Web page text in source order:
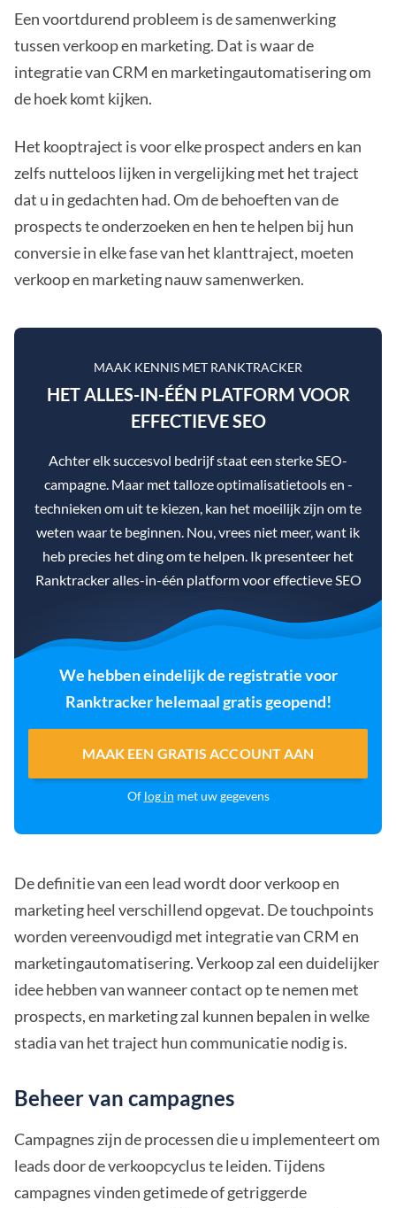
Een voortdurend probleem is de samenwerking
tussen verkoop en marketing. Dat is waar de
integratie van CRM en marketingautomatisering om
de hoek komt kijken.
Het kooptraject is voor elke prospect anders en kan
zelfs nutteloos lijken in vergelijking met het traject
dat u in gedachten had. Om de behoeften van de
prospects te onderzoeken en hen te helpen bij hun
conversie in elke fase van het klanttraject, moeten
verkoop en marketing nauw samenwerken.
MAAK KENNIS MET RANKTRACKER
HET ALLES-IN-ÉÉN PLATFORM VOOR
EFFECTIEVE SEO
Achter elk succesvol bedrijf staat een sterke SEO-
campagne. Maar met talloze optimalisatietools en -
technieken om uit te kiezen, kan het moeilijk zijn om te
weten waar te beginnen. Nou, vrees niet meer, want ik
heb precies het ding om te helpen. Ik presenteer het
Ranktracker alles-in-één platform voor effectieve SEO
We hebben eindelijk de registratie voor
Ranktracker helemaal gratis geopend!
MAAK EEN GRATIS ACCOUNT AAN
Of log in met uw gegevens
De definitie van een lead wordt door verkoop en
marketing heel verschillend opgevat. De touchpoints
worden vereenvoudigd met integratie van CRM en
marketingautomatisering. Verkoop zal een duidelijker
idee hebben van wanneer contact op te nemen met
prospects, en marketing zal kunnen bepalen in welke
stadia van het traject hun communicatie nodig is.
Beheer van campagnes
Campagnes zijn de processen die u implementeert om
leads door de verkoopcyclus te leiden. Tijdens
campagnes vinden getimede of getriggerde